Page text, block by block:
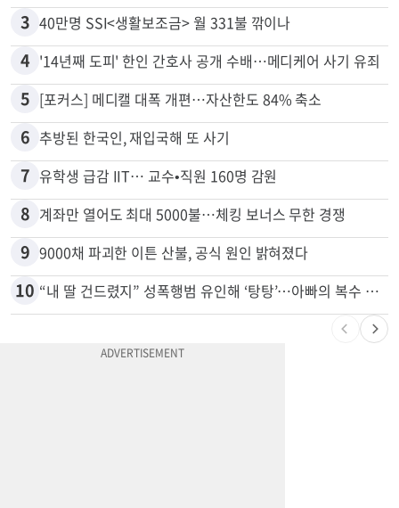
3 40만명 SSI<생활보조금> 월 331불 깎이나
4 '14년째 도피' 한인 간호사 공개 수배…메디케어 사기 유죄
5 [포커스] 메디캘 대폭 개편…자산한도 84% 축소
6 추방된 한국인, 재입국해 또 사기
7 유학생 급감 IIT… 교수•직원 160명 감원
8 계좌만 열어도 최대 5000불…체킹 보너스 무한 경쟁
9 9000채 파괴한 이튼 산불, 공식 원인 밝혀졌다
10 “내 딸 건드렸지” 성폭행범 유인해 ‘탕탕’…아빠의 복수 결말